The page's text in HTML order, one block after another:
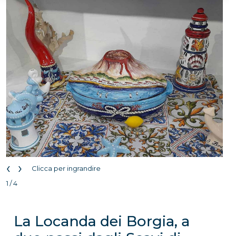
‹ ›
Clicca per ingrandire
1 / 4
La Locanda dei Borgia, a